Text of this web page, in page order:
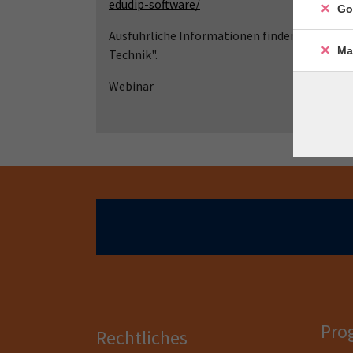
edudip-software/
Ausführliche Informationen finden Sie auf
Technik".
Webinar
Rechtliches